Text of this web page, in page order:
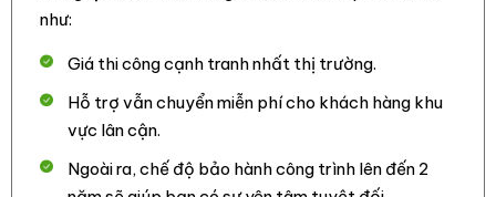
– Dễ dàng thi công bằng keo KVN và keo vữa, giúp tiết kiệm
như:
Giá thi công cạnh tranh nhất thị trường.
Hỗ trợ vẫn chuyển miễn phí cho khách hàng khu
vực lân cận.
Ngoài ra, chế độ bảo hành công trình lên đến 2